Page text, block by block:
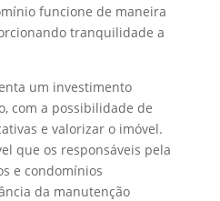
funcione de maneira
tranquilidade a
um investimento
com a possibilidade de
e valorizar o imóvel.
que os responsáveis pela
e condomínios
da manutenção